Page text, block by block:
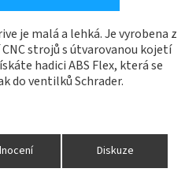
je malá a lehká. Je vyrobena z
strojů s útvarovanou kojetí
hadici ABS Flex, která se
do ventilků Schrader.
Diskuze